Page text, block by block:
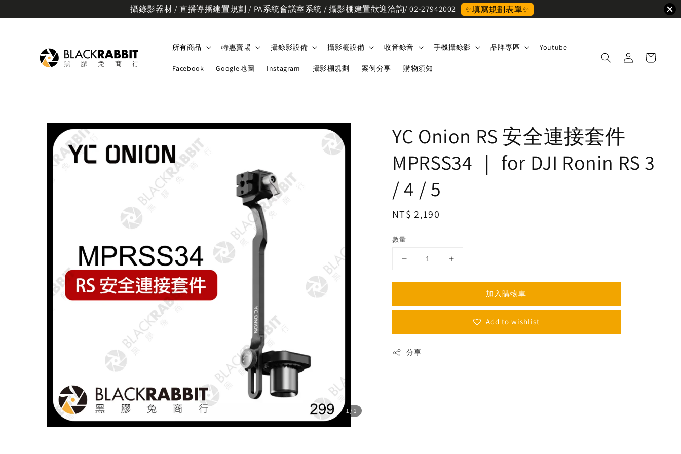
攝錄影器材 / 直播導播建置規劃 / PA系統會議室系統 / 攝影棚建置歡迎洽詢/ 02-27942002 ✨填寫規劃表單✨
所有商品 特惠賣場 攝錄影設備 攝影棚設備 收音錄音 手機攝錄影 品牌專區 Youtube
Facebook Google地圖 Instagram 攝影棚規劃 案例分享 購物須知
1/1
YC Onion RS 安全連接套件
MPRSS34 ｜ for DJI Ronin RS 3
/ 4 / 5
Regular
NT$ 2,190
數量
加入購物車
Add to wishlist
分享